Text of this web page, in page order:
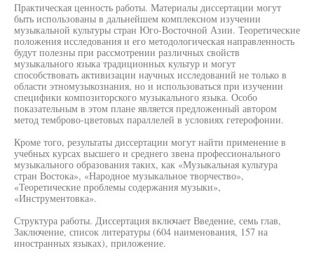
Практическая ценность работы. Материалы диссертации могут
быть использованы в дальнейшем комплексном изучении
музыкальной культуры стран Юго-Восточной Азии. Теоретические
положения исследования и его методологическая направленность
будут полезны при рассмотрении различных свойств
музыкального языка традиционных культур и могут
способствовать активизации научных исследований не только в
области этномузыкознания, но и использоваться при изучении
специфики композиторского музыкального языка. Особо
показательным в этом плане является предложенный автором
метод темброво-цветовых параллелей в условиях гетерофонии.
Кроме того, результаты диссертации могут найти применение в
учебных курсах высшего и среднего звена профессионального
музыкального образования таких, как «Музыкальная культура
стран Востока», «Народное музыкальное творчество»,
«Теоретические проблемы содержания музыки»,
«Инструментовка».
Структура работы. Диссертация включает Введение, семь глав,
Заключение, список литературы (604 наименования, 157 на
иностранных языках), приложение.